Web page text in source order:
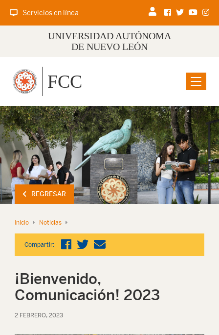
Servicios en línea
UNIVERSIDAD AUTÓNOMA
DE NUEVO LEÓN
Menu
FCC
REGRESAR
Inicio Noticias
Compartir:
¡Bienvenido,
Comunicación! 2023
2 FEBRERO, 2023